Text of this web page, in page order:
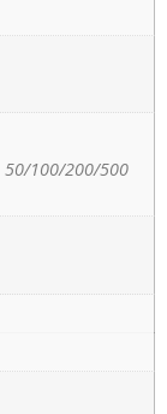
100/200/500